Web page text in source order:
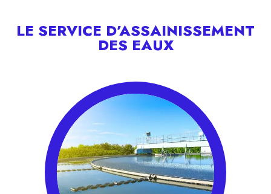
LE SERVICE D’ASSAINISSEMENT
DES EAUX